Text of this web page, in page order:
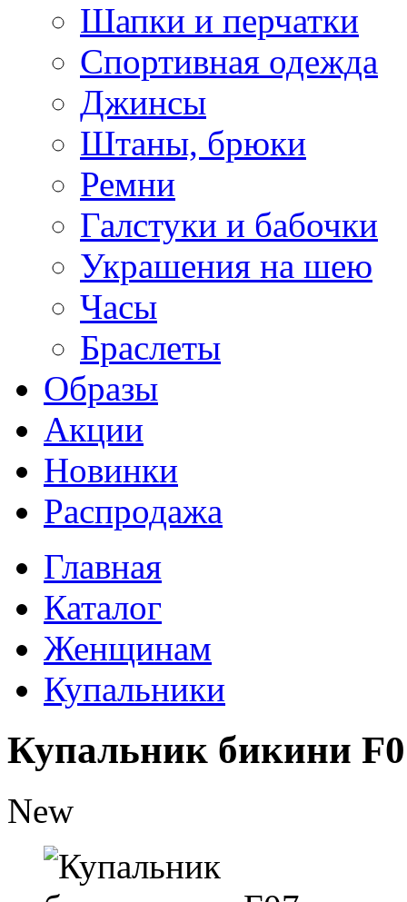
Шапки и перчатки
Спортивная одежда
Джинсы
Штаны, брюки
Ремни
Галстуки и бабочки
Украшения на шею
Часы
Браслеты
Образы
Акции
Новинки
Распродажа
Главная
Каталог
Женщинам
Купальники
Купальник бикини
New